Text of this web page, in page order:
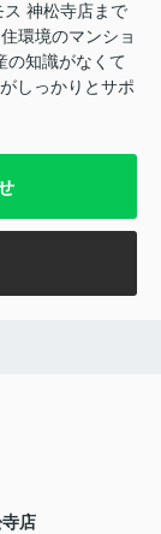
神松寺店まで
環境のマンショ
の知識がなくて
しっかりとサポ
店